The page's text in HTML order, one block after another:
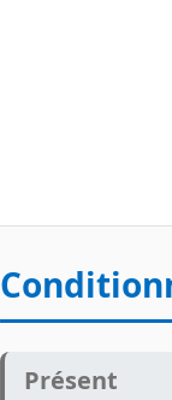
Présent